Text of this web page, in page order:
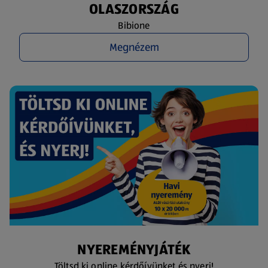
OLASZORSZÁG
Bibione
Megnézem
NYEREMÉNYJÁTÉK